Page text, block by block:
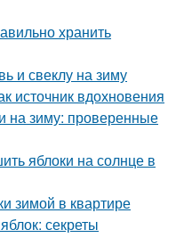
хранить
и свеклу на зиму
источник вдохновения
на зиму: проверенные
яблоки на солнце в
зимой в квартире
секреты